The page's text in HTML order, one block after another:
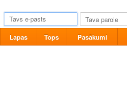
Lapas Tops Pasākumi